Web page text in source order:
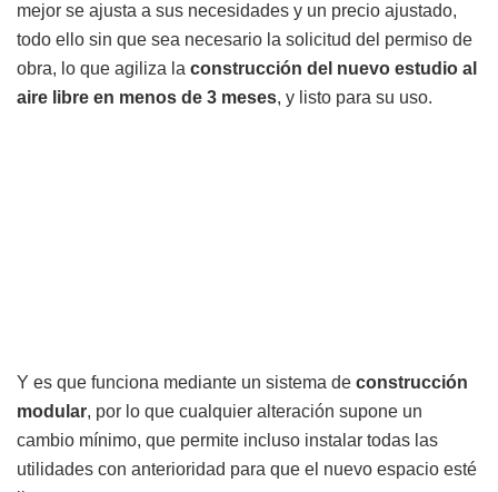
mejor se ajusta a sus necesidades y un precio ajustado,
todo ello sin que sea necesario la solicitud del permiso de
obra, lo que agiliza la construcción del nuevo estudio al
aire libre en menos de 3 meses, y listo para su uso.
Y es que funciona mediante un sistema de construcción
modular, por lo que cualquier alteración supone un
cambio mínimo, que permite incluso instalar todas las
utilidades con anterioridad para que el nuevo espacio esté